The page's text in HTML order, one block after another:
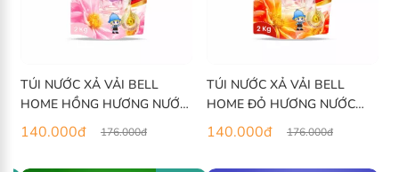
TÚI NƯỚC XẢ VẢI BELL
HOME HỒNG HƯƠNG NƯỚC
HOA SANG TRỌNG 2KG
140.000đ 176.000đ
TÚI NƯỚC XẢ VẢI BELL
HOME ĐỎ HƯƠNG NƯỚC
HOA TINH TẾ 2KG
140.000đ 176.000đ